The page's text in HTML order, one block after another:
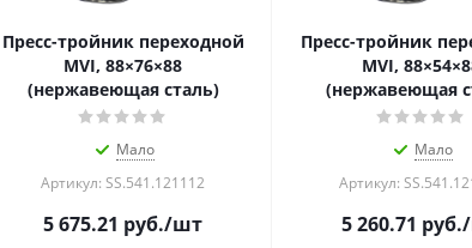
Пресс-тройник переходной
MVI, 88×76×88
(нержавеющая сталь)
Мало
Артикул: SS.541.121112
5 675.21 руб./шт
Пресс-тройник
MVI,
(нержавеющая
Мало
Артикул:
5 260.71 руб.